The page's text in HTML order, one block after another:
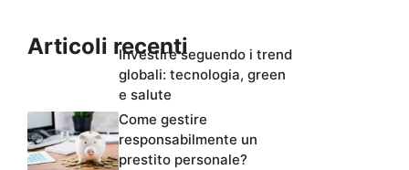
Articoli recentiInvestire seguendo i trend
globali: tecnologia, green
e salute
Come gestire
responsabilmente un
prestito personale?